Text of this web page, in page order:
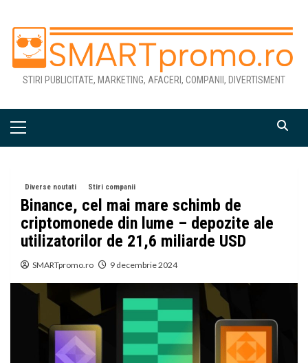
content
STIRI PUBLICITATE, MARKETING, AFACERI, COMPANII, DIVERTISMENT
Primary
Diverse noutati Stiri companii
Binance, cel mai mare schimb de
criptomonede din lume – depozite ale
utilizatorilor de 21,6 miliarde USD
SMARTpromo.ro 9 decembrie 2024